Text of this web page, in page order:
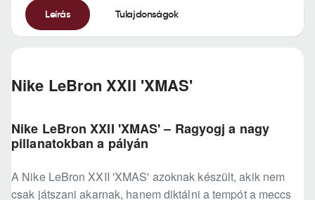
Leírás Tulajdonságok
Nike LeBron XXII 'XMAS'
Nike LeBron XXII 'XMAS' – Ragyogj a nagy
pillanatokban a pályán
A Nike LeBron XXII 'XMAS' azoknak készült, akik nem
csak játszani akarnak, hanem diktálni a tempót a meccs